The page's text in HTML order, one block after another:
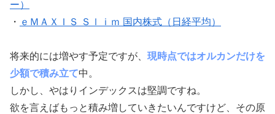
ー）
・ ｅＭＡＸＩＳ Ｓｌｉｍ 国内株式（日経平均）
将来的には増やす予定ですが、 現時点ではオルカンだけを
少額で積み立て中。
しかし、やはりインデックスは堅調ですね。
欲を言えばもっと積み増していきたいんですけど、その原